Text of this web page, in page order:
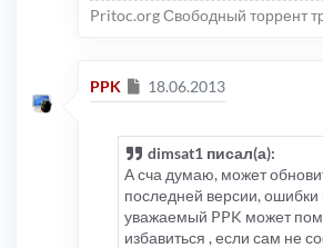
Pritoc.org Свободный торрент
PPK Сообщение
18.06.2013
dimsat1 писал(а):
А сча думаю, может
последней версии, ошибки
уважаемый PPK может
избавиться , если сам не